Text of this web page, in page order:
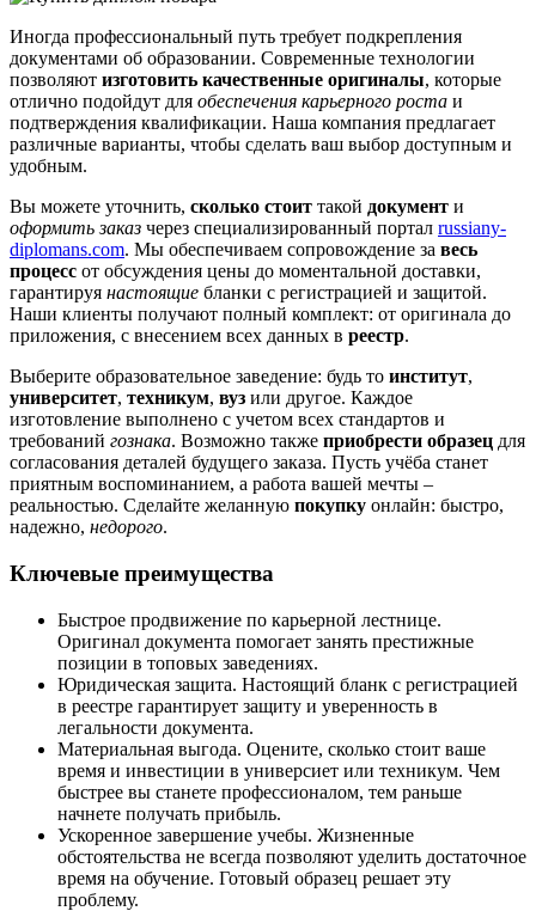
Иногда профессиональный путь требует подкрепления
документами об образовании. Современные технологии
позволяют изготовить качественные оригиналы, которые
отлично подойдут для обеспечения карьерного роста и
подтверждения квалификации. Наша компания предлагает
различные варианты, чтобы сделать ваш выбор доступным и
удобным.
Вы можете уточнить, сколько стоит такой документ и
оформить заказ через специализированный портал russiany-
diplomans.com. Мы обеспечиваем сопровождение за весь
процесс от обсуждения цены до моментальной доставки,
гарантируя настоящие бланки с регистрацией и защитой.
Наши клиенты получают полный комплект: от оригинала до
приложения, с внесением всех данных в реестр.
Выберите образовательное заведение: будь то институт,
университет, техникум, вуз или другое. Каждое
изготовление выполнено с учетом всех стандартов и
требований гознака. Возможно также приобрести образец для
согласования деталей будущего заказа. Пусть учёба станет
приятным воспоминанием, а работа вашей мечты –
реальностью. Сделайте желанную покупку онлайн: быстро,
надежно, недорого.
Ключевые преимущества
Быстрое продвижение по карьерной лестнице.
Оригинал документа помогает занять престижные
позиции в топовых заведениях.
Юридическая защита. Настоящий бланк с регистрацией
в реестре гарантирует защиту и уверенность в
легальности документа.
Материальная выгода. Оцените, сколько стоит ваше
время и инвестиции в универсиет или техникум. Чем
быстрее вы станете профессионалом, тем раньше
начнете получать прибыль.
Ускоренное завершение учебы. Жизненные
обстоятельства не всегда позволяют уделить достаточное
время на обучение. Готовый образец решает эту
проблему.